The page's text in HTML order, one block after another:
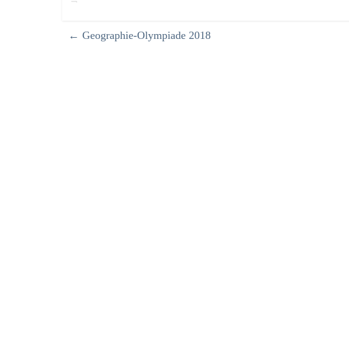
← Geographie-Olympiade 2018